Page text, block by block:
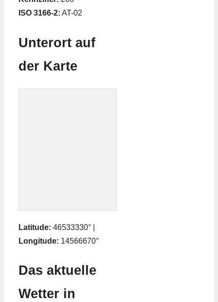
ISO 3166-2: AT-02
Unterort auf
der Karte
Latitude: 46533330° |
Longitude: 14566670°
Das aktuelle
Wetter in